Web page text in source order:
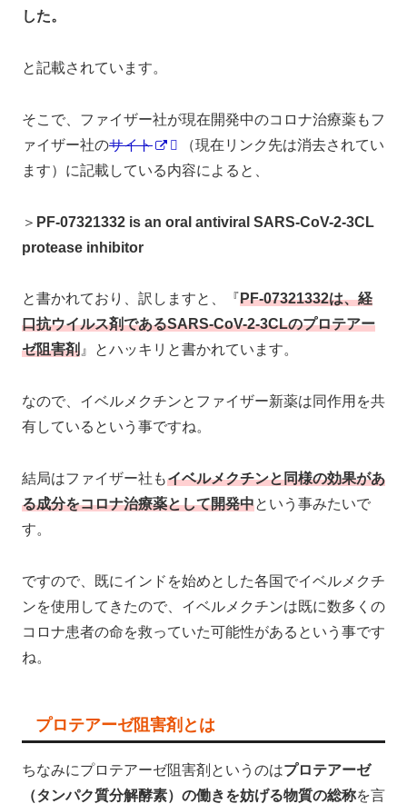
した。
と記載されています。
そこで、ファイザー社が現在開発中のコロナ治療薬もフ
ァイザー社のサイト
（現在リンク先は消去されてい
ます）に記載している内容によると、
＞ PF-07321332 is an oral antiviral SARS-CoV-2-3CL
protease inhibitor
と書かれており、訳しますと、『PF-07321332は、経
口抗ウイルス剤であるSARS-CoV-2-3CLのプロテアー
ゼ阻害剤 』とハッキリと書かれています。
なので、イベルメクチンとファイザー新薬は同作用を共
有しているという事ですね。
結局はファイザー社もイベルメクチンと同様の効果があ
る成分をコロナ治療薬として開発中という事みたいで
す。
ですので、既にインドを始めとした各国でイベルメクチ
ンを使用してきたので、イベルメクチンは既に数多くの
コロナ患者の命を救っていた可能性があるという事です
ね。
プロテアーゼ阻害剤とは
ちなみにプロテアーゼ阻害剤というのはプロテアーゼ
（タンパク質分解酵素）の働きを妨げる物質の総称を言